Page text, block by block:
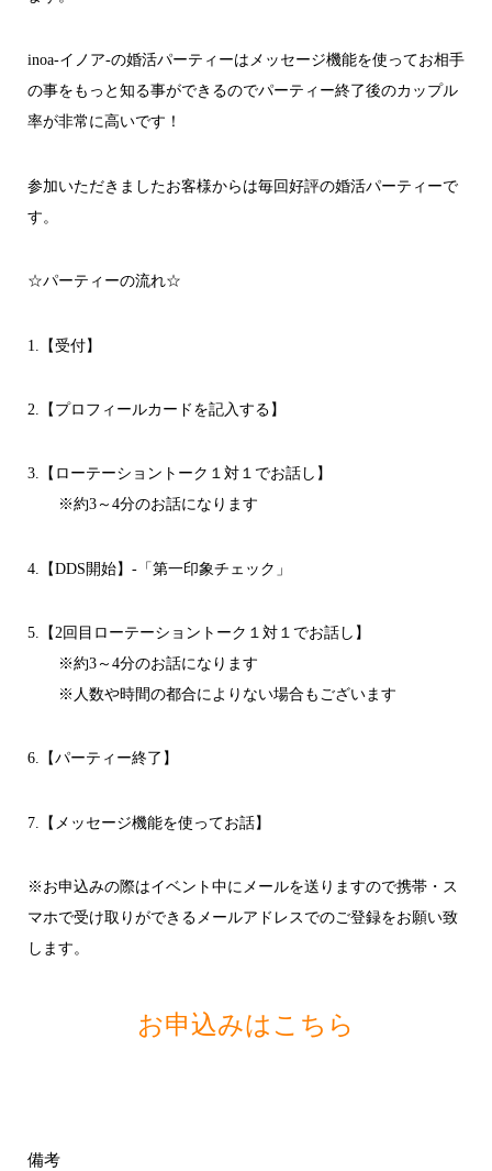
inoa-イノア-の婚活パーティーはメッセージ機能を使ってお相手
の事をもっと知る事ができるのでパーティー終了後のカップル
率が非常に高いです！
参加いただきましたお客様からは毎回好評の婚活パーティーで
す。
☆パーティーの流れ☆
1.【受付】
2.【プロフィールカードを記入する】
3.【ローテーショントーク１対１でお話し】
※約3～4分のお話になります
4.【DDS開始】-「第一印象チェック」
5.【2回目ローテーショントーク１対１でお話し】
※約3～4分のお話になります
※人数や時間の都合によりない場合もございます
6.【パーティー終了】
7.【メッセージ機能を使ってお話】
※お申込みの際はイベント中にメールを送りますので携帯・ス
マホで受け取りができるメールアドレスでのご登録をお願い致
します。
お申込みはこちら
備考